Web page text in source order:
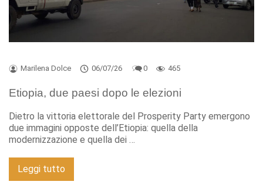
Marilena Dolce 06/07/26 0 465
Etiopia, due paesi dopo le elezioni
Dietro la vittoria elettorale del Prosperity Party emergono
due immagini opposte dell’Etiopia: quella della
modernizzazione e quella dei …
Leggi tutto